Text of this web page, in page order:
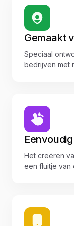
Gemaakt
Speciaal
bedrijven met
Het creëren
een fluitje van